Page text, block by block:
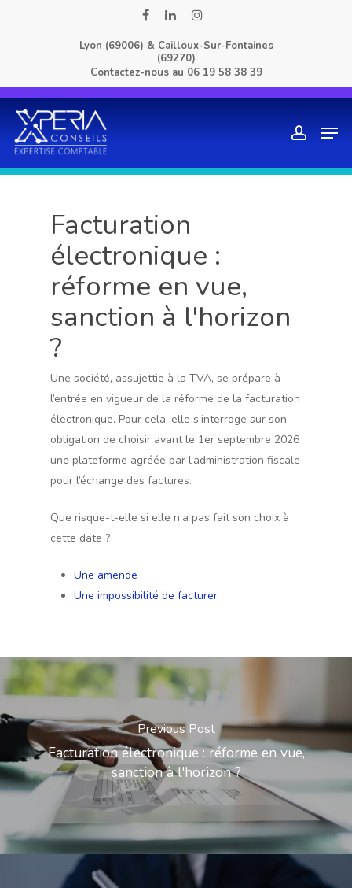
facebooklinkedininstagram
Lyon (69006) & Cailloux-Sur-Fontaines
(69270)
Contactez-nous au 06 19 58 38 39
Facturation
électronique :
réforme en vue,
sanction à l'horizon
?
Une société, assujettie à la TVA, se prépare à
l’entrée en vigueur de la réforme de la facturation
électronique. Pour cela, elle s’interroge sur son
obligation de choisir avant le 1er septembre 2026
une plateforme agréée par l’administration fiscale
pour l’échange des factures.
Que risque-t-elle si elle n’a pas fait son choix à
cette date ?
Une amende
Une impossibilité de facturer
Previous Post
Facturation électronique : réforme en vue,
sanction à l'horizon ?